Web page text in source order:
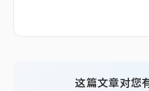
这篇文章对您